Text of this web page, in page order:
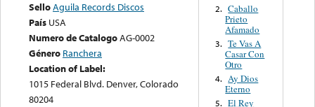
SelloAguila Records Discos
País USA
Numero de CatalogoAG-0002
Género Ranchera
Location of Label:
1015 Federal Blvd. Denver, Colorado
80204
2. Caballo
Prieto
Afamado
3. Te Vas A
Casar Con
Otro
4. Ay Dios
Eterno
5. El Rey